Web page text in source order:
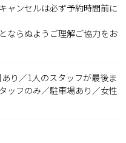
ャンセルは必ず予約時間前に
ならぬようご理解ご協力をお
り／1人のスタッフが最後ま
ッフのみ／駐車場あり／女性